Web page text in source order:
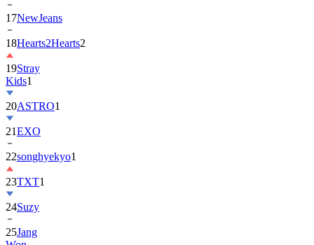
18Hearts2Hearts
19Stray
Kids
20ASTRO
21EXO
22songhyekyo
23TXT1
24Suzy
25Jang
Won-
young1